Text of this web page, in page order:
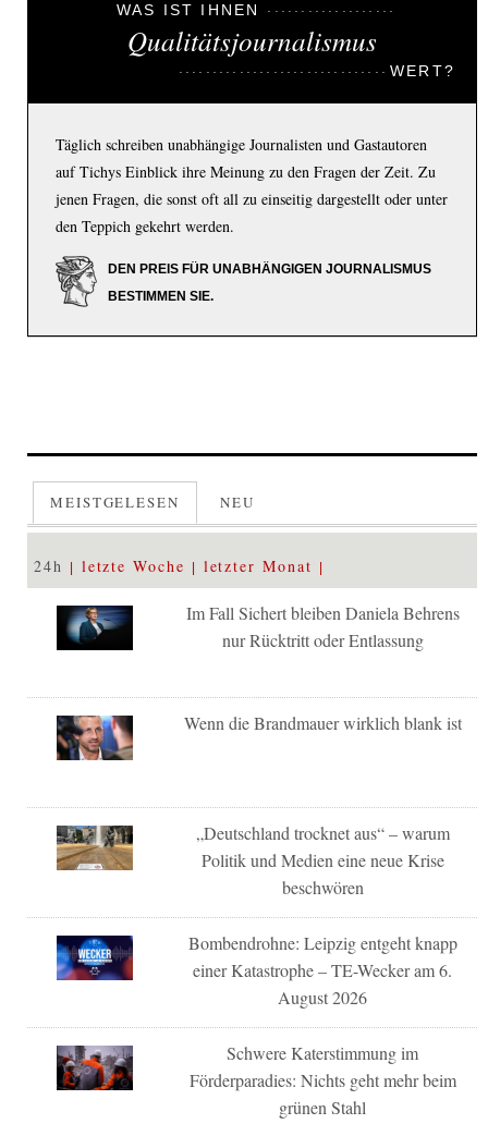
WAS IST IHNEN
Qualitätsjournalismus
WERT?
Täglich schreiben unabhängige Journalisten und Gastautoren
auf Tichys Einblick ihre Meinung zu den Fragen der Zeit. Zu
jenen Fragen, die sonst oft all zu einseitig dargestellt oder unter
den Teppich gekehrt werden.
DEN PREIS FÜR UNABHÄNGIGEN JOURNALISMUS
BESTIMMEN SIE.
MEISTGELESEN NEU
24h letzte Woche letzter Monat
Im Fall Sichert bleiben Daniela Behrens
nur Rücktritt oder Entlassung
Wenn die Brandmauer wirklich blank ist
„Deutschland trocknet aus“ – warum
Politik und Medien eine neue Krise
beschwören
Bombendrohne: Leipzig entgeht knapp
einer Katastrophe – TE-Wecker am 6.
August 2026
Schwere Katerstimmung im
Förderparadies: Nichts geht mehr beim
grünen Stahl